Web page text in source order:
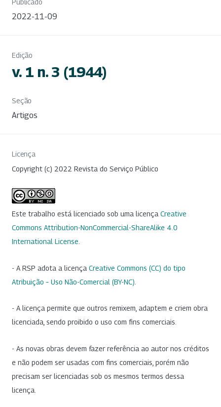
2022-11-09
Edição
v. 1 n. 3 (1944)
Seção
Artigos
Licença
Copyright (c) 2022 Revista do Serviço Público
Este trabalho está licenciado sob uma licença Creative
Commons Attribution-NonCommercial-ShareAlike 4.0
International License
- A RSP adota a licença Creative Commons (CC) do tipo
Atribuição – Uso Não-Comercial (BY-NC)
- A licença permite que outros remixem, adaptem e criem obra
licenciada, sendo proibido o uso com fins comerciais.
- As novas obras devem fazer referência ao autor nos créditos
e não podem ser usadas com fins comerciais, porém não
precisam ser licenciadas sob os mesmos termos dessa
licença.